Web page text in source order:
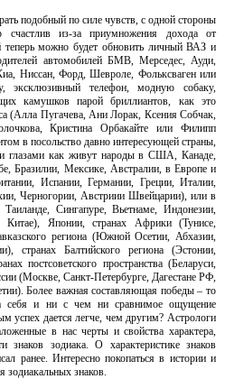
подобный по силе чувств, с одной стороны
из-за приумножения дохода от
можно будет обновить личный ВАЗ и
автомобилей БМВ, Мерседес, Ауди,
Ниссан, Форд, Шевроле, Фольксваген или
эксклюзивный телефон, модную собаку,
камушков парой бриллиантов, как это
(Алла Пугачева, Ани Лорак, Ксения Собчак,
Кристина Орбакайте или Филипп
в посольство давно интересующей страны,
глазами как живут народы в США, Канаде,
Бразилии, Мексике, Австралии, в Европе и
Испании, Германии, Греции, Италии,
Черногории, Австриии Швейцарии), или в
Сингапуре, Вьетнаме, Индонезии,
Японии, странах Африки (Тунисе,
региона (Южной Осетии, Абхазии,
странах Балтийского региона (Эстонии,
постсоветского пространства (Беларуси,
(Москве, Санкт-Петербурге, Дагестане РФ,
Более важная составляющая победы – то
себя и ни с чем ни сравнимое ощущение
успех дается легче, чем другим? Астрологи
в нас черты и свойства характера,
знаков зодиака. О характеристике знаков
ранее. Интересно покопаться в истории и
зодиакальных знаков.